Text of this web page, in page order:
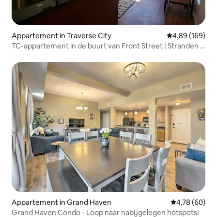
Appartement in Traverse City Gemiddelde
4,89 (169)
TC-appartement in de buurt van Front Street | Stranden +
Appartement in Grand Haven Gemiddelde
4,78 (60)
Grand Haven Condo - Loop naar nabijgelegen hotspots!